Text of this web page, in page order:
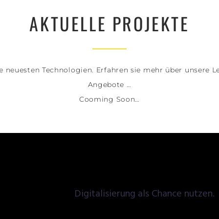
AKTUELLE PROJEKTE
neuesten Technologien. Erfahren sie mehr über unsere
Angebote …
Cooming Soon…
Digitalisierung als Chance nutzen.